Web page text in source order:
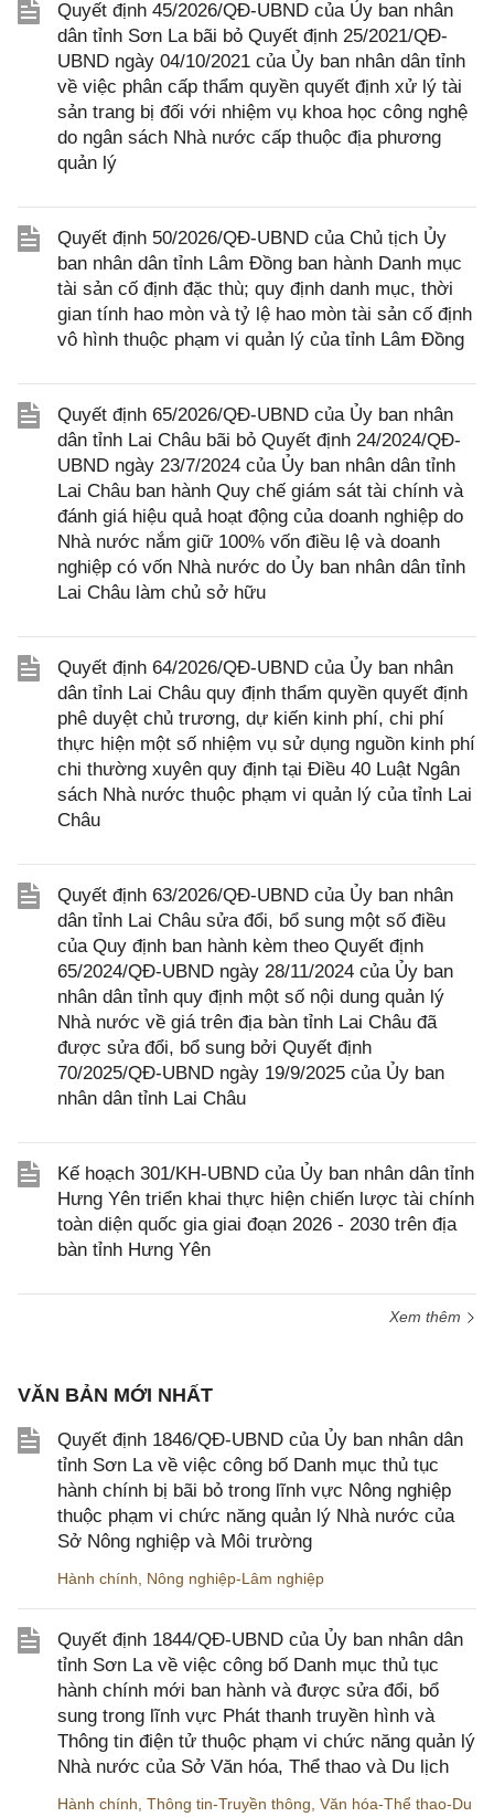
Quyết định 45/2026/QĐ-UBND của Ủy ban nhân
dân tỉnh Sơn La bãi bỏ Quyết định 25/2021/QĐ-
UBND ngày 04/10/2021 của Ủy ban nhân dân tỉnh
về việc phân cấp thẩm quyền quyết định xử lý tài
sản trang bị đối với nhiệm vụ khoa học công nghệ
do ngân sách Nhà nước cấp thuộc địa phương
quản lý
Quyết định 50/2026/QĐ-UBND của Chủ tịch Ủy
ban nhân dân tỉnh Lâm Đồng ban hành Danh mục
tài sản cố định đặc thù; quy định danh mục, thời
gian tính hao mòn và tỷ lệ hao mòn tài sản cố định
vô hình thuộc phạm vi quản lý của tỉnh Lâm Đồng
Quyết định 65/2026/QĐ-UBND của Ủy ban nhân
dân tỉnh Lai Châu bãi bỏ Quyết định 24/2024/QĐ-
UBND ngày 23/7/2024 của Ủy ban nhân dân tỉnh
Lai Châu ban hành Quy chế giám sát tài chính và
đánh giá hiệu quả hoạt động của doanh nghiệp do
Nhà nước nắm giữ 100% vốn điều lệ và doanh
nghiệp có vốn Nhà nước do Ủy ban nhân dân tỉnh
Lai Châu làm chủ sở hữu
Quyết định 64/2026/QĐ-UBND của Ủy ban nhân
dân tỉnh Lai Châu quy định thẩm quyền quyết định
phê duyệt chủ trương, dự kiến kinh phí, chi phí
thực hiện một số nhiệm vụ sử dụng nguồn kinh phí
chi thường xuyên quy định tại Điều 40 Luật Ngân
sách Nhà nước thuộc phạm vi quản lý của tỉnh Lai
Châu
Quyết định 63/2026/QĐ-UBND của Ủy ban nhân
dân tỉnh Lai Châu sửa đổi, bổ sung một số điều
của Quy định ban hành kèm theo Quyết định
65/2024/QĐ-UBND ngày 28/11/2024 của Ủy ban
nhân dân tỉnh quy định một số nội dung quản lý
Nhà nước về giá trên địa bàn tỉnh Lai Châu đã
được sửa đổi, bổ sung bởi Quyết định
70/2025/QĐ-UBND ngày 19/9/2025 của Ủy ban
nhân dân tỉnh Lai Châu
Kế hoạch 301/KH-UBND của Ủy ban nhân dân tỉnh
Hưng Yên triển khai thực hiện chiến lược tài chính
toàn diện quốc gia giai đoạn 2026 - 2030 trên địa
bàn tỉnh Hưng Yên
Xem thêm
VĂN BẢN MỚI NHẤT
Quyết định 1846/QĐ-UBND của Ủy ban nhân dân
tỉnh Sơn La về việc công bố Danh mục thủ tục
hành chính bị bãi bỏ trong lĩnh vực Nông nghiệp
thuộc phạm vi chức năng quản lý Nhà nước của
Sở Nông nghiệp và Môi trường
Hành chính Nông nghiệp-Lâm nghiệp
Quyết định 1844/QĐ-UBND của Ủy ban nhân dân
tỉnh Sơn La về việc công bố Danh mục thủ tục
hành chính mới ban hành và được sửa đổi, bổ
sung trong lĩnh vực Phát thanh truyền hình và
Thông tin điện tử thuộc phạm vi chức năng quản lý
Nhà nước của Sở Văn hóa, Thể thao và Du lịch
Hành chính Thông tin-Truyền thông Văn hóa-Thể thao-Du